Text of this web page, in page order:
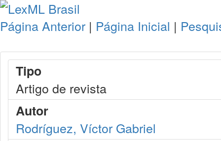
Página Anterior | Página Inicial |
Tipo
Artigo de revista
Autor
Rodríguez, Víctor Gabriel